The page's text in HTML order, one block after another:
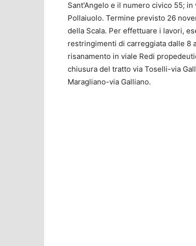
Sant'Angelo e il numero civico 55;
Pollaiuolo. Termine previsto 26
della Scala. Per effettuare i lavori,
restringimenti di carreggiata dalle 8
risanamento in viale Redi
chiusura del tratto via Toselli-via
Maragliano-via Galliano.